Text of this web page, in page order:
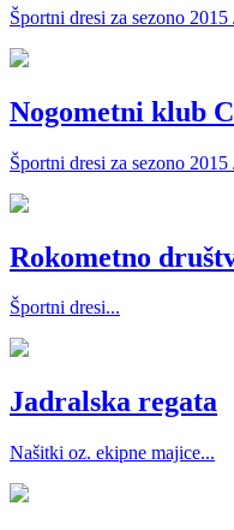
Športni dresi za sezono 2015
Nogometni klub
Športni dresi za sezono 2015
Rokometno
Športni dresi...
Jadralska regata
Našitki oz. ekipne majice...